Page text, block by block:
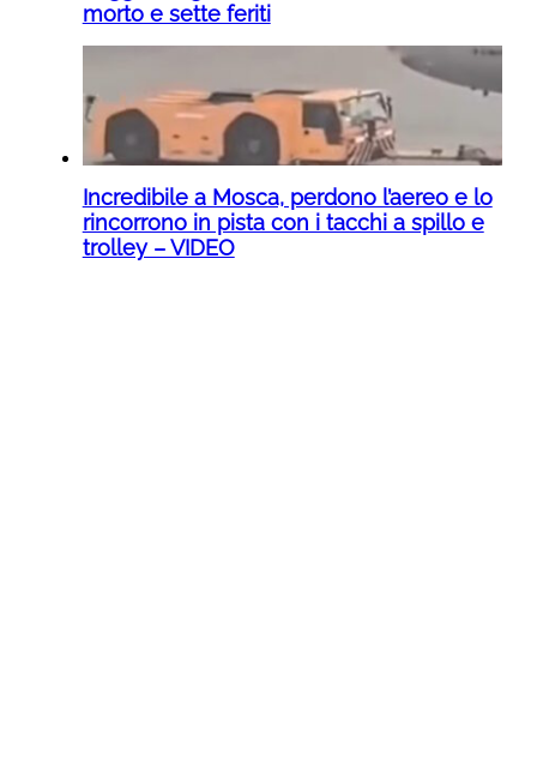
morto e sette feriti
Incredibile a Mosca, perdono l’aereo e lo
rincorrono in pista con i tacchi a spillo e
trolley – VIDEO